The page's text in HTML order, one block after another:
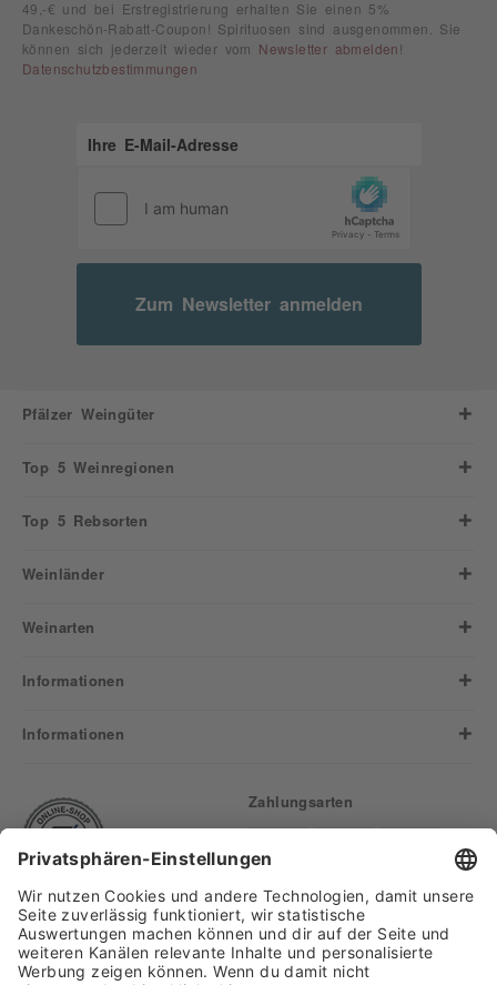
49,-€ und bei Erstregistrierung erhalten Sie einen 5%
Dankeschön-Rabatt-Coupon! Spirituosen sind ausgenommen. Sie
können sich jederzeit wieder vom Newsletter abmelden !
Datenschutzbestimmungen
Zum Newsletter anmelden
Pfälzer Weingüter
Top 5 Weinregionen
Top 5 Rebsorten
Weinländer
Weinarten
Informationen
Informationen
Zahlungsarten
Finden Sie uns auf: